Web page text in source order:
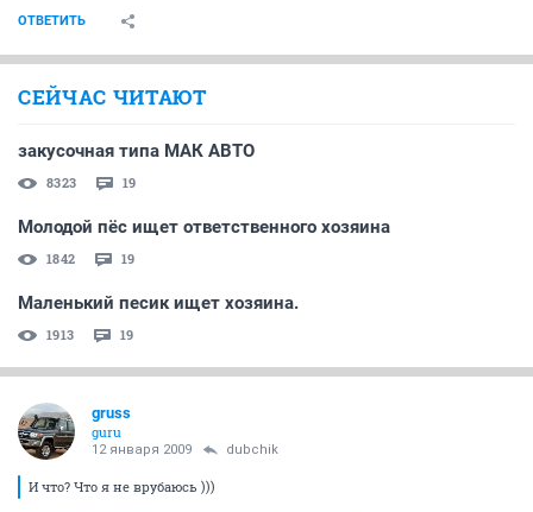
ОТВЕТИТЬ
СЕЙЧАС ЧИТАЮТ
закусочная типа МАК АВТО
8323 19
Молодой пёс ищет ответственного хозяина
1842 19
Маленький песик ищет хозяина.
1913 19
gruss
guru
12 января 2009 dubchik
И что? Что я не врубаюсь )))